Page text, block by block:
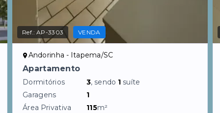
Ref.:AP-3303 VENDA
Andorinha - Itapema/SC
Apartamento
Dormitórios 3, sendo 1 suíte
Garagens
1
Área Privativa
115m²